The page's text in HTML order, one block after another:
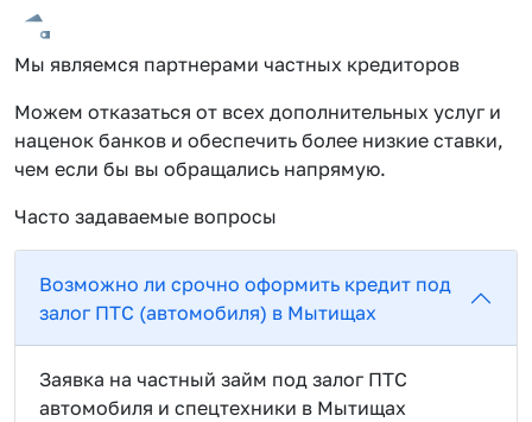
Мы являемся партнерами частных кредиторов
Можем отказаться от всех дополнительных услуг и
наценок банков и обеспечить более низкие ставки,
чем если бы вы обращались напрямую.
Часто задаваемые вопросы
Возможно ли срочно оформить кредит под
залог ПТС (автомобиля) в Мытищах
Заявка на частный займ под залог ПТС
автомобиля и спецтехники в Мытищах